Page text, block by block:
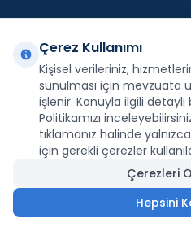
2.772,00
Yurtdışı Kargo
Şirketimiz E-Fatura ve E-Arşiv
kapsamındadır.
Facebook
X İnstagram
YoutubePinterest
Çerez Kullanımı
Kişisel verileriniz,
sunulması için mevzuata
işlenir. Konuyla ilgili
Politikamızı
tıklamanız halinde
için gerekli çerezler
Çerezleri
Hepsini